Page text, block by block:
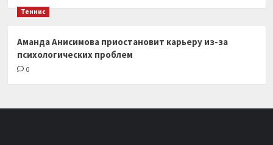
Теннис
Аманда Анисимова приостановит карьеру из-за
психологических проблем
0